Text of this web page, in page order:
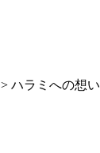
> ハラミへの想い